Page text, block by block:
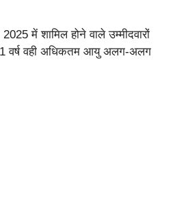
में शामिल होने वाले उम्मीदवारों
वर्ष वही अधिकतम आयु अलग-अलग